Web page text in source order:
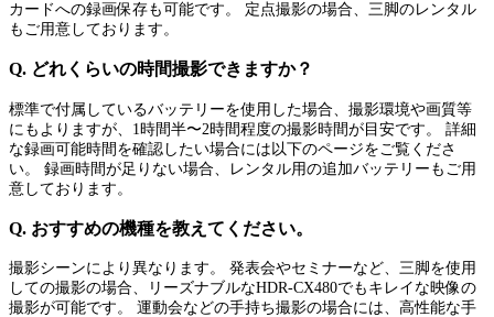
カードへの録画保存も可能です。 定点撮影の場合、三脚のレンタル
もご用意しております。
Q. どれくらいの時間撮影できますか？
標準で付属しているバッテリーを使用した場合、撮影環境や画質等
にもよりますが、1時間半〜2時間程度の撮影時間が目安です。 詳細
な録画可能時間を確認したい場合には以下のページをご覧くださ
い。 録画時間が足りない場合、レンタル用の追加バッテリーもご用
意しております。
Q. おすすめの機種を教えてください。
撮影シーンにより異なります。 発表会やセミナーなど、三脚を使用
しての撮影の場合、リーズナブルなHDR-CX480でもキレイな映像の
撮影が可能です。 運動会などの手持ち撮影の場合には、高性能な手